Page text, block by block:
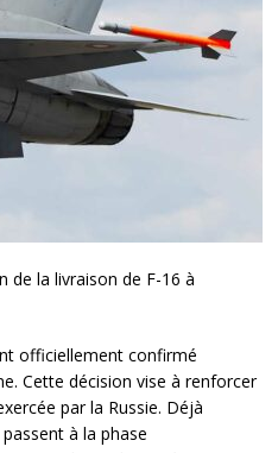
de la livraison de F-16 à
officiellement confirmé
Cette décision vise à renforcer
par la Russie. Déjà
à la phase